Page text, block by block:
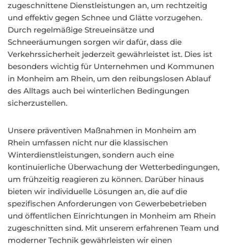
zugeschnittene Dienstleistungen an, um rechtzeitig
und effektiv gegen Schnee und Glätte vorzugehen.
Durch regelmäßige Streueinsätze und
Schneeräumungen sorgen wir dafür, dass die
Verkehrssicherheit jederzeit gewährleistet ist. Dies ist
besonders wichtig für Unternehmen und Kommunen
in Monheim am Rhein, um den reibungslosen Ablauf
des Alltags auch bei winterlichen Bedingungen
sicherzustellen.
Unsere präventiven Maßnahmen in Monheim am
Rhein umfassen nicht nur die klassischen
Winterdienstleistungen, sondern auch eine
kontinuierliche Überwachung der Wetterbedingungen,
um frühzeitig reagieren zu können. Darüber hinaus
bieten wir individuelle Lösungen an, die auf die
spezifischen Anforderungen von Gewerbebetrieben
und öffentlichen Einrichtungen in Monheim am Rhein
zugeschnitten sind. Mit unserem erfahrenen Team und
moderner Technik gewährleisten wir einen